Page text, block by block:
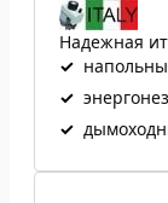
Надежная
✓
✓
✓